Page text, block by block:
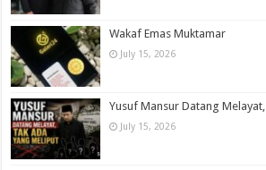
Wakaf Emas Muktamar
July 15, 2026
Yusuf Mansur Datang
July 15, 2026